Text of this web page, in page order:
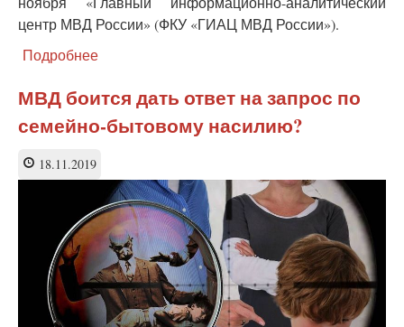
центр МВД России» (ФКУ «ГИАЦ МВД России»).
Подробнее
МВД
наконец
выдал
насилию
быту
—
снижение
по
всем
статьям
МВД боится дать ответ на запрос по
семейно-бытовому насилию?
18.11.2019